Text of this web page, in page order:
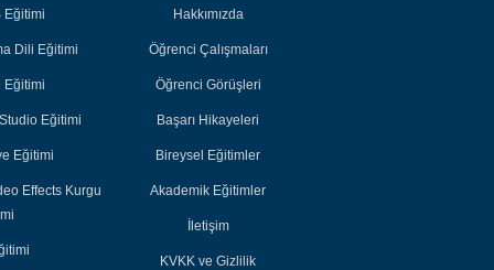
Eğitimi
Dili Eğitimi
Eğitimi
Eğitimi
Eğitimi
Effects Kurgu
Hakkımızda
Öğrenci Çalışmaları
Öğrenci Görüşleri
Başarı Hikayeleri
Bireysel Eğitimler
Akademik Eğitimler
İletişim
KVKK ve Gizlilik